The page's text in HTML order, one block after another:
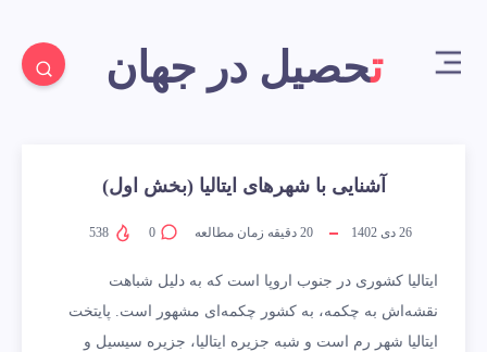
تحصیل در جهان
آشنایی با شهرهای ایتالیا (بخش اول)
26 دی 1402 20 دقیقه زمان مطالعه 0
538
ایتالیا کشوری در جنوب اروپا است که به دلیل شباهت
نقشه‌اش به چکمه، به کشور چکمه‌ای مشهور است. پایتخت
ایتالیا شهر رم است و شبه جزیره‌ ایتالیا، جزیره‌ سیسیل و